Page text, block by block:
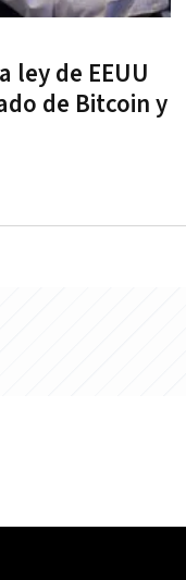
ley de EEUU
de Bitcoin y